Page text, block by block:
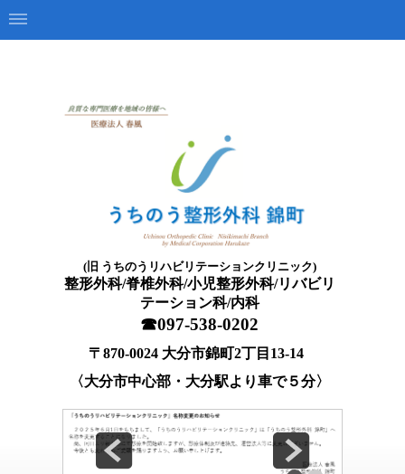
(旧 うちのうリハビリテーションクリニック)
整形外科/脊椎外科/小児整形外科/リバビリ
テーション科/内科
☎097-538-0202
〒870-0024 大分市錦町2丁目13-14
〈大分市中心部・大分駅より車で５分〉